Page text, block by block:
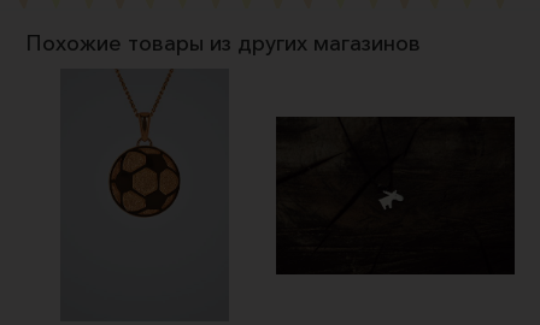
Похожие товары из других магазинов